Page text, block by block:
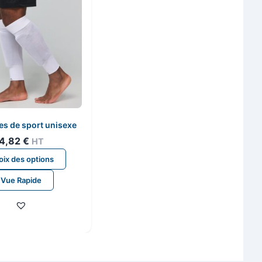
de sport unisexe
€ HT
des options
Ce
produit
Vue Rapide